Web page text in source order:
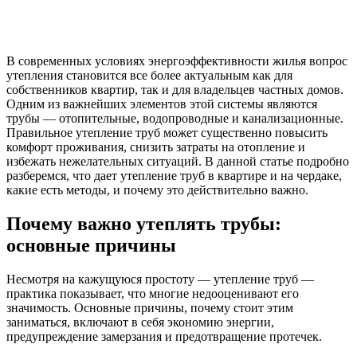
В современных условиях энергоэффективности жилья вопрос
утепления становится все более актуальным как для
собственников квартир, так и для владельцев частных домов.
Одним из важнейших элементов этой системы являются
трубы — отопительные, водопроводные и канализационные.
Правильное утепление труб может существенно повысить
комфорт проживания, снизить затраты на отопление и
избежать нежелательных ситуаций. В данной статье подробно
разберемся, что дает утепление труб в квартире и на чердаке,
какие есть методы, и почему это действительно важно.
Почему важно утеплять трубы:
основные причины
Несмотря на кажущуюся простоту — утепление труб —
практика показывает, что многие недооценивают его
значимость. Основные причины, почему стоит этим
заниматься, включают в себя экономию энергии,
предупреждение замерзания и предотвращение протечек.